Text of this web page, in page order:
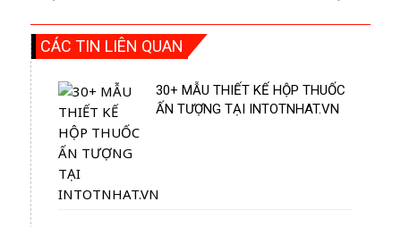
CÁC TIN LIÊN QUAN
30+ MẪU THIẾT KẾ HỘP THUỐC
ẤN TƯỢNG TẠI INTOTNHAT.VN